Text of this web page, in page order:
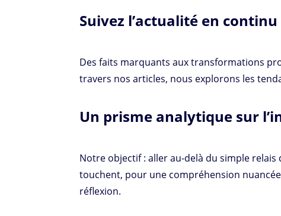
Suivez l’actualité en
Des faits marquants aux transformations
travers nos articles, nous explorons les
Un prisme analytique sur
Notre objectif : aller au-delà du simple
touchent, pour une compréhension
réflexion.